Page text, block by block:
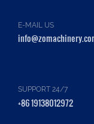
E-MAIL US
SUPPORT 24/7
+86 19138012972